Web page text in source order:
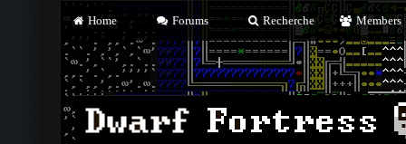
Home Forums Recherche Members